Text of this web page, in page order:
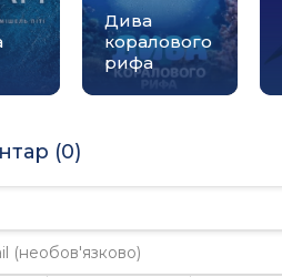
Дива
коралового
рифа
(0)